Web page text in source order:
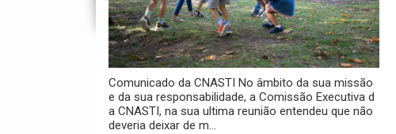
Comunicado da CNASTI No âmbito da sua missão
e da sua responsabilidade, a Comissão Executiva d
a CNASTI, na sua ultima reunião entendeu que não
deveria deixar de m...